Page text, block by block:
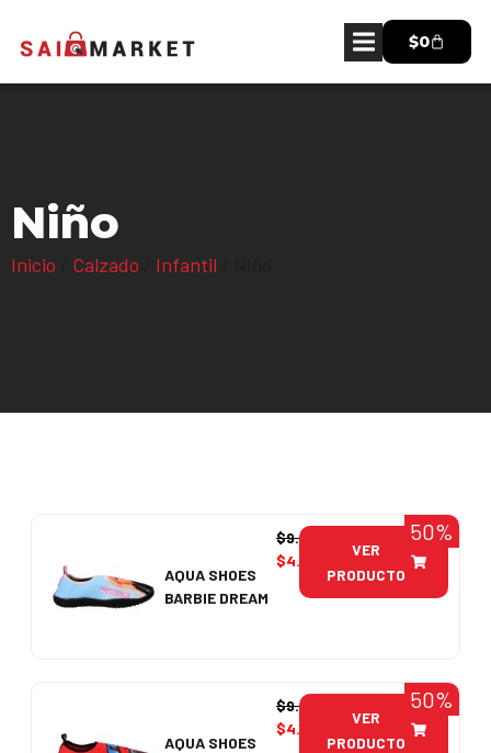
$0
Niño
Inicio Calzado Infantil
50%
AQUA SHOES
BARBIE DREAM
$9.990
$4.995
VER
PRODUCTO
50%
AQUA SHOES
$9.990
$4.995
VER
PRODUCTO